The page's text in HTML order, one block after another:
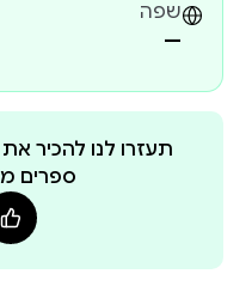
שימו לב: הספר כרגע
בלבד. לא מפתח מלא.
שפה
—
תעזרו לנו להכיר
ספרים